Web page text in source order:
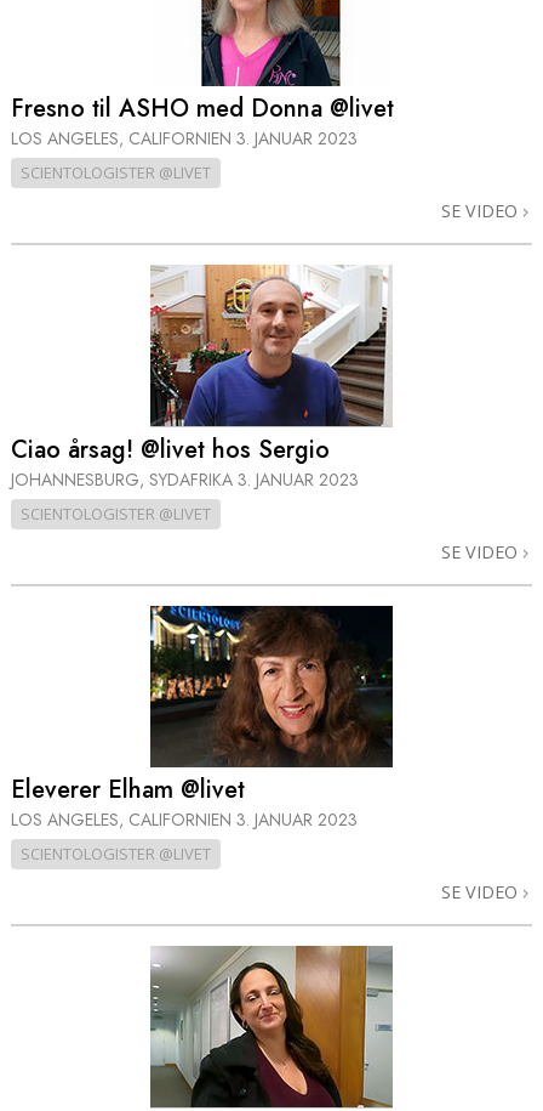
Fresno til ASHO med Donna @livet
LOS ANGELES, CALIFORNIEN 3. JANUAR 2023
SCIENTOLOGISTER @LIVET
SE VIDEO
Ciao årsag! @livet hos Sergio
JOHANNESBURG, SYDAFRIKA 3. JANUAR 2023
SCIENTOLOGISTER @LIVET
SE VIDEO
Eleverer Elham @livet
LOS ANGELES, CALIFORNIEN 3. JANUAR 2023
SCIENTOLOGISTER @LIVET
SE VIDEO